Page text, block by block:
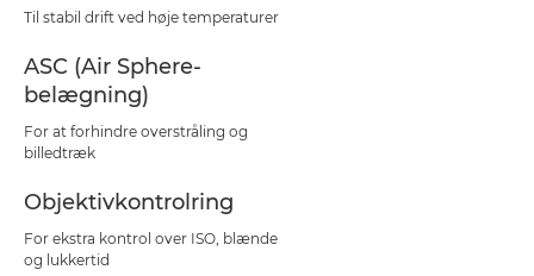
Til stabil drift ved høje temperaturer
ASC (Air Sphere-
belægning)
For at forhindre overstråling og
billedtræk
Objektivkontrolring
For ekstra kontrol over ISO, blænde
og lukkertid